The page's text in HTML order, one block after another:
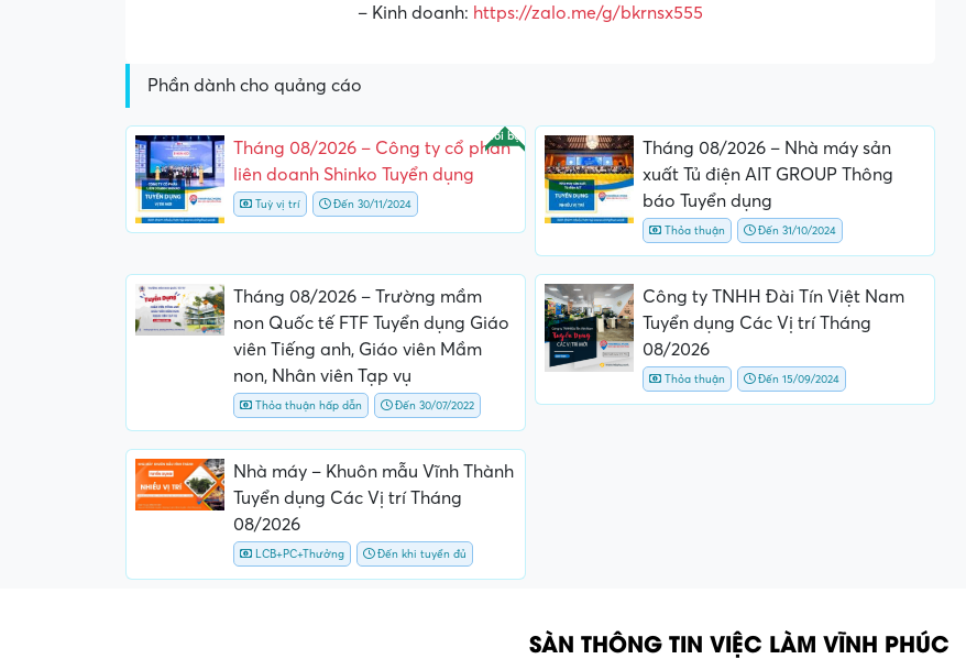
– Kinh doanh: https://zalo.me/g/bkrnsx555
Phần dành cho quảng cáo
Nổi bật
Tháng 08/2026 – Công ty cổ phần
liên doanh Shinko Tuyển dụng
Tuỳ vị trí Đến 30/11/2024
Tháng 08/2026 – Nhà máy sản
xuất Tủ điện AIT GROUP Thông
báo Tuyển dụng
Thỏa thuận Đến 31/10/2024
Tháng 08/2026 – Trường mầm
non Quốc tế FTF Tuyển dụng Giáo
viên Tiếng anh, Giáo viên Mầm
non, Nhân viên Tạp vụ
Thỏa thuận hấp dẫn Đến 30/07/2022
Công ty TNHH Đài Tín Việt Nam
Tuyển dụng Các Vị trí Tháng
08/2026
Thỏa thuận Đến 15/09/2024
Nhà máy – Khuôn mẫu Vĩnh Thành
Tuyển dụng Các Vị trí Tháng
08/2026
LCB+PC+Thưởng Đến khi tuyển đủ
SÀN THÔNG TIN VIỆC LÀM VĨNH PHÚC